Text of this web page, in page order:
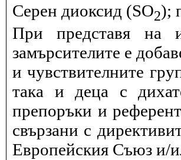
Серен диоксид (SO2);
При представя на
замърсителите е
и чувствителните
така и деца с
препоръки и
свързани с
Европейския Съюз и/